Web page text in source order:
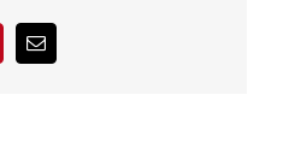
PinterestCorreo
electrónico